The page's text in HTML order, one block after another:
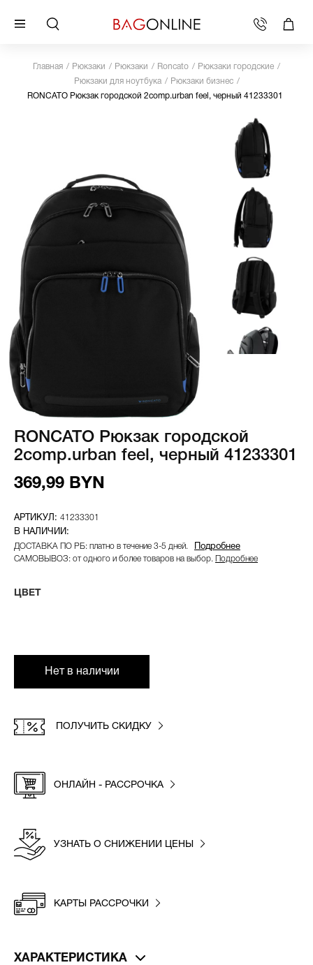
Главная Рюкзаки Рюкзаки Roncato
Рюкзаки городские
Рюкзаки для ноутбука
Рюкзаки бизнес
RONCATO Рюкзак городской 2comp.urban feel, черный 41233301
RONCATO Рюкзак городской
2comp.urban feel, черный 41233301
369,99 BYN
41233301
ДОСТАВКА ПО РБ: платно в течение 3-5 дней. Подробнее
САМОВЫВОЗ: от одного и более товаров на выбор. Подробнее
ЦВЕТ
Нет в наличии
ПОЛУЧИТЬ СКИДКУ
ОНЛАЙН - РАССРОЧКА
УЗНАТЬ О СНИЖЕНИИ ЦЕНЫ
КАРТЫ РАССРОЧКИ
ХАРАКТЕРИСТИКА